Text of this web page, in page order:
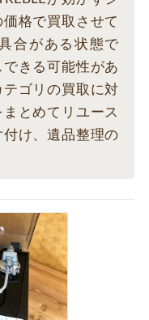
格で買取させて
合がある状態で
きる可能性があ
ゴリの買取に対
とめてリユース
け、遺品整理の